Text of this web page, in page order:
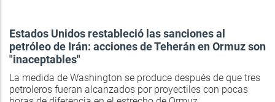
Estados Unidos restableció las sanciones al
petróleo de Irán: acciones de Teherán en Ormuz son
"inaceptables"
La medida de Washington se produce después de que tres
petroleros fueran alcanzados por proyectiles con pocas